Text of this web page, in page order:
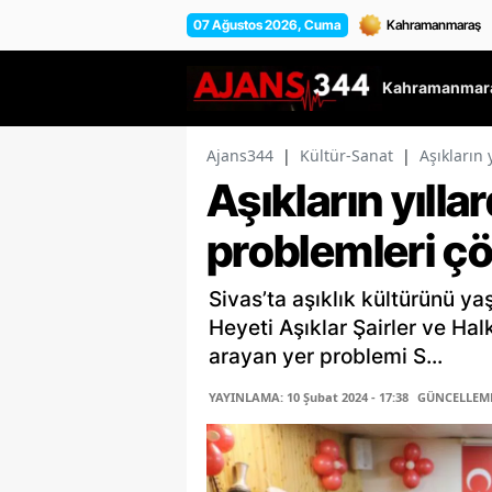
07 Ağustos 2026, Cuma
Ajans344 | Kültür-Sanat |
Aşıkların
problemleri
Sivas’ta aşıklık kültürünü
Heyeti Aşıklar Şairler ve
arayan yer problemi S...
YAYINLAMA: 10 Şubat 2024 - 17:38